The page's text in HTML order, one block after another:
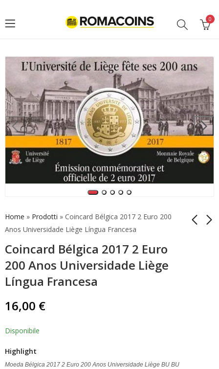
0
Home » Prodotti » Coincard Bélgica 2017 2 Euro 200
Anos Universidade Liège Língua Francesa
Coincard Bélgica 2017 2 Euro
200 Anos Universidade Liège
Língua Francesa
2 Euro Comemorativo
Alemanha 2017 Porta
Nigra Mint Random
€
5 Euro Alemanha
2017 Zona Tropical 5
Moedas ADFGJ
145,00
16,00 €
Disponibile
Highlight
Moeda Bélgica 2017 2 Euro 200 Anos Universidade Liège BU BU